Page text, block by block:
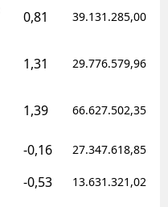
0,81 39.131.285,00
1,31 29.776.579,96
1,39 66.627.502,35
-0,16 27.347.618,85
-0,53 13.631.321,02